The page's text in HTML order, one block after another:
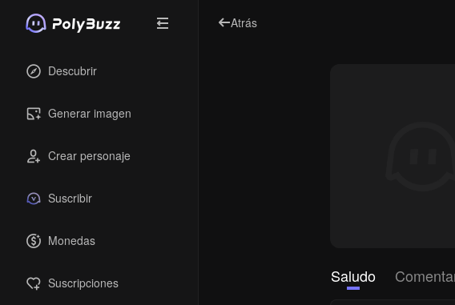
Descubrir
Generar imagen
Crear personaje
Suscribir
Monedas
Suscripciones
Atrás
Saludo